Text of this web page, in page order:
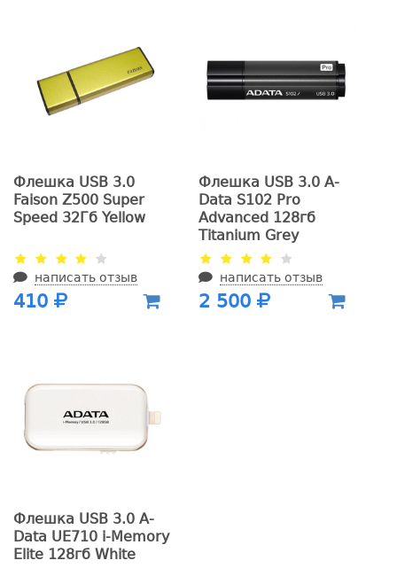
Флешка USB 3.0
Faison Z500 Super
Speed 32Гб Yellow
написать отзыв
410
Флешка USB 3.0 A-
Data S102 Pro
Advanced 128гб
Titanium Grey
написать отзыв
2 500
Флешка USB 3.0 A-
Data UE710 i-Memory
Elite 128гб White